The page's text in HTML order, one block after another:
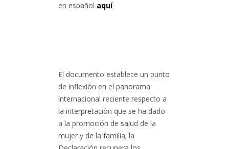
en español aquí
El documento establece un punto
de inflexión en el panorama
internacional reciente respecto a
la interpretación que se ha dado
a la promoción de salud de la
mujer y de la familia; la